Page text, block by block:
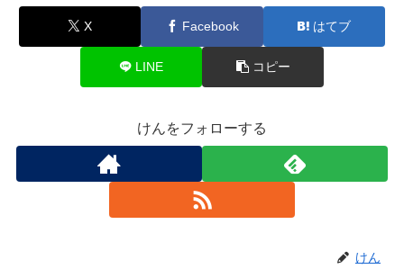
X Facebook はてブ
LINE コピー
けんをフォローする
けん